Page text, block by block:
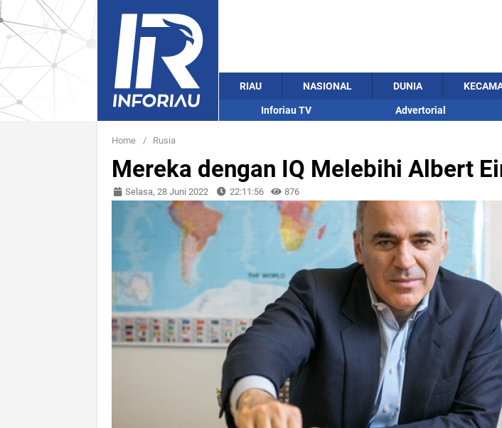
RIAU NASIONAL DUNIA
Inforiau TV Advertorial
Home / Rusia
Mereka dengan IQ Melebihi Albert
Selasa, 28 Juni 2022 22:11:56 876